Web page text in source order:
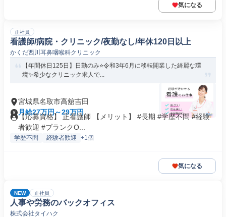
気になる
正社員
看護師/病院・クリニック/夜勤なし/年休120日以上
かくだ西川耳鼻咽喉科クリニック
【年間休日125日】日勤のみ⭐令和3年6月に移転開業した綺麗な環
境✨希少なクリニック求人で...
宮城県名取市高舘吉田
月給27万円～29万円
【応募資格】 正看護師 【メリット】 #長期 #学歴不問 #経験
者歓迎 #ブランクO...
学歴不問 経験者歓迎 +1個
気になる
NEW 正社員
人事や労務のバックオフィス
株式会社タイハク